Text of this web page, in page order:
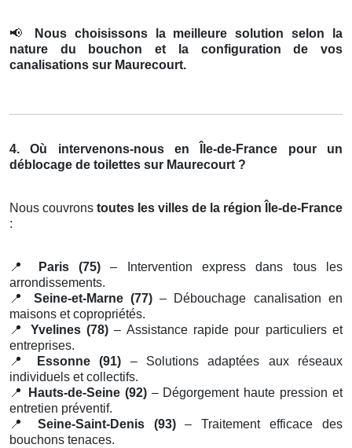
📢
Nous choisissons la meilleure solution selon la
nature du bouchon et la configuration de vos
canalisations sur Maurecourt.
4. Où intervenons-nous en Île-de-France pour un
déblocage de toilettes sur Maurecourt ?
Nous couvrons toutes les villes de la région Île-de-France
:
📍 Paris (75) – Intervention express dans tous les
arrondissements.
📍
Seine-et-Marne (77)– Débouchage canalisation en
maisons et copropriétés.
📍
Yvelines (78) – Assistance rapide pour particuliers et
entreprises.
📍
Essonne (91) – Solutions adaptées aux réseaux
individuels et collectifs.
📍
Hauts-de-Seine (92)– Dégorgement haute pression et
entretien préventif.
📍
Seine-Saint-Denis (93)– Traitement efficace des
bouchons tenaces.